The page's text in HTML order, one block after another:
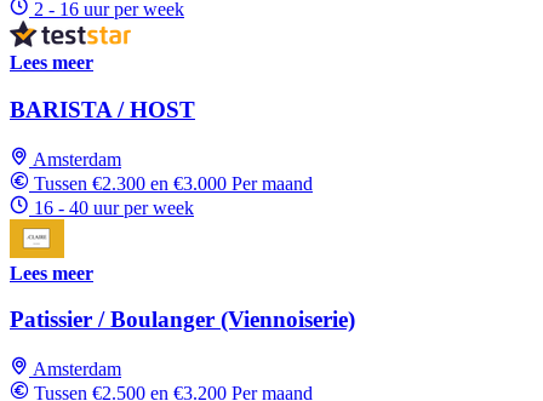
2 - 16 uur per week
Lees meer
BARISTA / HOST
Amsterdam
Tussen €2.300 en €3.000 Per maand
16 - 40 uur per week
Lees meer
Patissier / Boulanger (Viennoiserie)
Amsterdam
Tussen €2.500 en €3.200 Per maand